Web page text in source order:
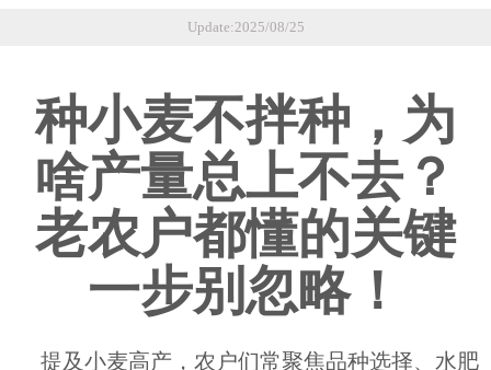
Update:2025/08/25
种小麦不拌种，为
啥产量总上不去？
老农户都懂的关键
一步别忽略！
提及小麦高产，农户们常聚焦品种选择、水肥